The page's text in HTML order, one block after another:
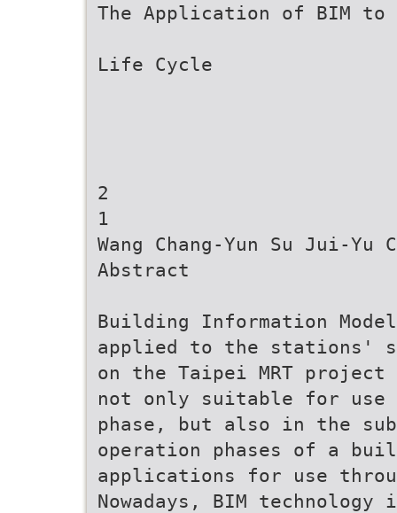
The Application of BIM to
Life Cycle
2
1
Wang Chang-Yun Su Jui-
Abstract
Building Information
applied to the stations'
on the Taipei MRT
not only suitable for use
phase, but also in the
operation phases of a
applications for use
Nowadays, BIM